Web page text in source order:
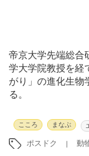
帝京大学先端総合
学大学院教授を経
がり」の進化生物
る。
こころ まなぶ
ポスドク 動